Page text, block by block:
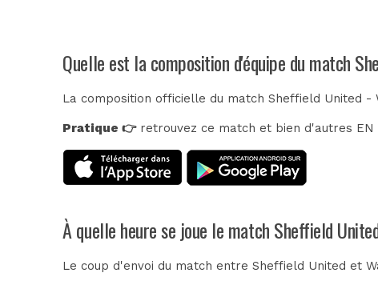
Quelle est la composition d'équipe du match
La composition officielle du match Sheffield United
Pratique 👉retrouvez ce match et bien d'autres EN
À quelle heure se joue le match Sheffield
Le coup d'envoi du match entre Sheffield United et